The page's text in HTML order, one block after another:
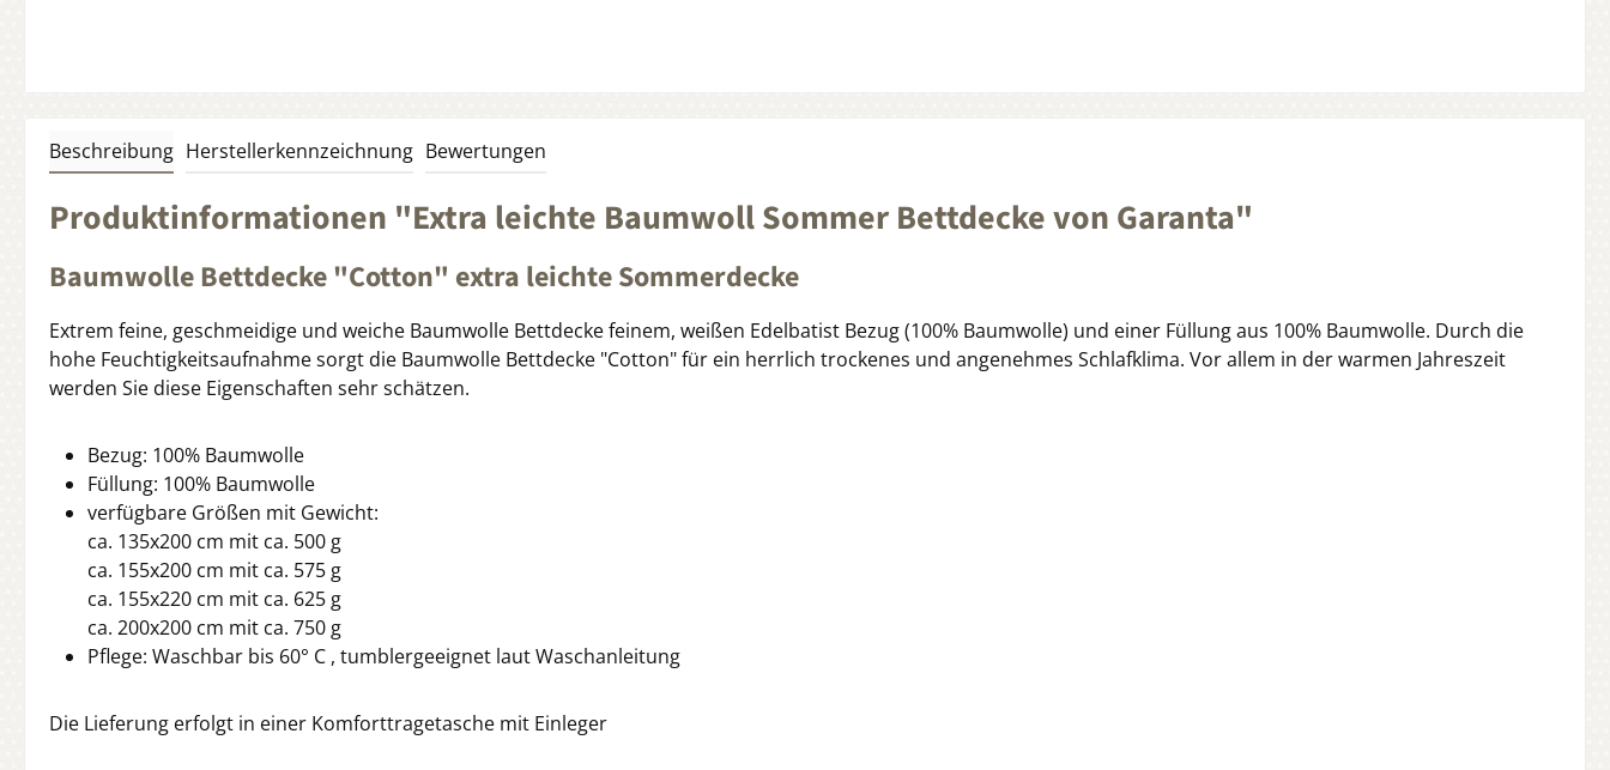
Beschreibung Herstellerkennzeichnung Bewertungen
Produktinformationen "Extra leichte Baumwoll Sommer Bettdecke von Garanta"
Baumwolle Bettdecke "Cotton" extra leichte Sommerdecke
Extrem feine, geschmeidige und weiche Baumwolle Bettdecke feinem, weißen Edelbatist Bezug (100% Baumwolle) und einer Füllung aus 100% Baumwolle. Durch die
hohe Feuchtigkeitsaufnahme sorgt die Baumwolle Bettdecke "Cotton" für ein herrlich trockenes und angenehmes Schlafklima. Vor allem in der warmen Jahreszeit
werden Sie diese Eigenschaften sehr schätzen.
Bezug: 100% Baumwolle
Füllung: 100% Baumwolle
verfügbare Größen mit Gewicht:
ca. 135x200 cm mit ca. 500 g
ca. 155x200 cm mit ca. 575 g
ca. 155x220 cm mit ca. 625 g
ca. 200x200 cm mit ca. 750 g
Pflege: Waschbar bis 60° C , tumblergeeignet laut Waschanleitung
Die Lieferung erfolgt in einer Komforttragetasche mit Einleger